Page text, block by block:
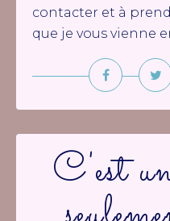
contacter et à
que je vous vienne
C'est